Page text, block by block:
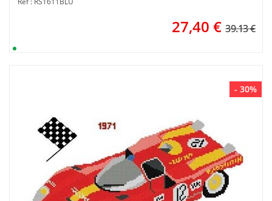
27,40 € 39.13 €
- 30%